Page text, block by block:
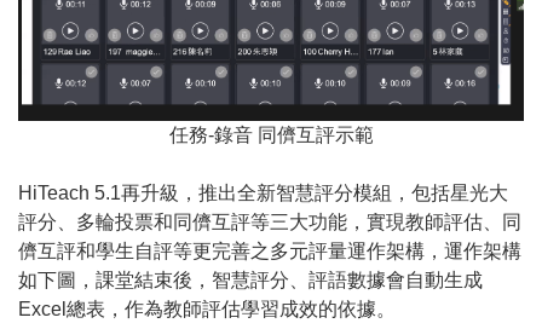
任務-錄音 同儕互評示範
HiTeach 5.1再升級，推出全新智慧評分模組，包括星光大
評分、多輪投票和同儕互評等三大功能，實現教師評估、同
儕互評和學生自評等更完善之多元評量運作架構，運作架構
如下圖，課堂結束後，智慧評分、評語數據會自動生成
Excel總表，作為教師評估學習成效的依據。